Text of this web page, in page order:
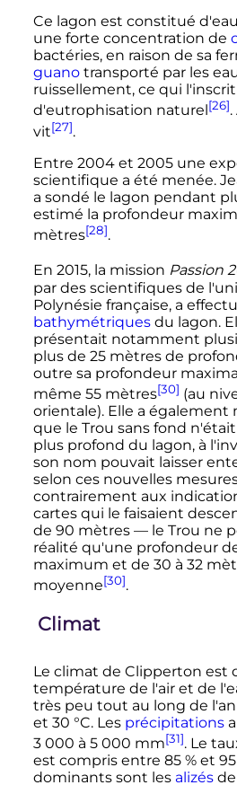
Ce lagon est constitué
une forte concentration de
bactéries, en raison de sa
guanotransporté par les
ruissellement, ce qui
d'eutrophisation naturel [26]
vit[27].
Entre 2004 et 2005 une
scientifique a été menée.
a sondé le lagon pendant
estimé la profondeur
mètres[28].
En 2015, la mission Passion
par des scientifiques de
Polynésie française, a
bathymétriquesdu lagon.
présentait notamment
plus de 25 mètresde
outre sa profondeur
même 55 mètres[30] (au
orientale). Elle a également
que le Trou sans fond
plus profond du lagon, à
son nom pouvait laisser
selon ces nouvelles
contrairement aux
cartes qui le faisaient
de 90 mètres —le Trou ne
réalité qu'une profondeur
maximum et de 30 à 32
moyenne[30].
Climat
Le climat de Clipperton est
température de l'air et de
très peu tout au long de
et 30 °C. Les précipitations
3 000 à 5 000 mm[31]. Le
est compris entre 85 % et 95
dominants sont les alizésde